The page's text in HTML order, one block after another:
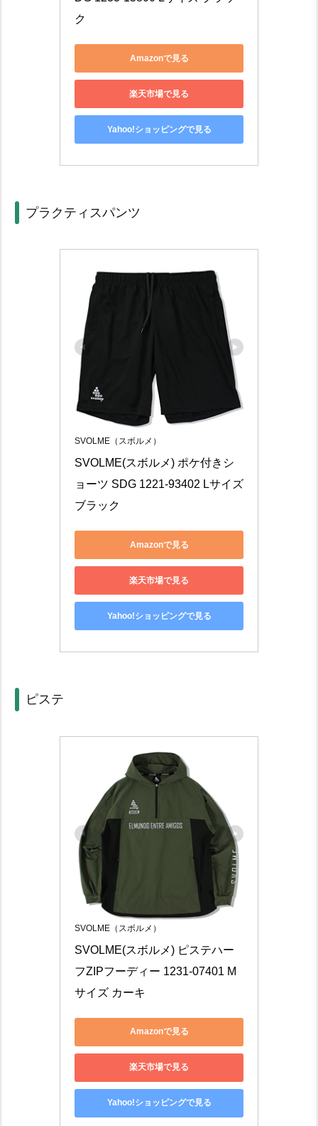
ク
Amazonで見る
楽天市場で見る
Yahoo!ショッピングで見る
プラクティスパンツ
SVOLME（スボルメ）
SVOLME(スボルメ) ポケ付きシ
ョーツ SDG 1221-93402 Lサイズ
ブラック
Amazonで見る
楽天市場で見る
Yahoo!ショッピングで見る
ピステ
SVOLME（スボルメ）
SVOLME(スボルメ) ピステハー
フZIPフーディー 1231-07401 M
サイズ カーキ
Amazonで見る
楽天市場で見る
Yahoo!ショッピングで見る